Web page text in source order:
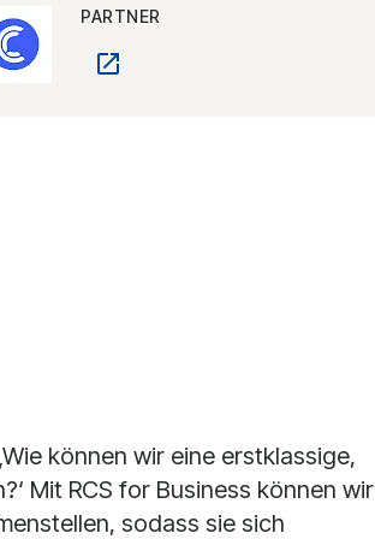
PARTNER
können wir eine erstklassige,
Mit RCS for Business können wir
sodass sie sich